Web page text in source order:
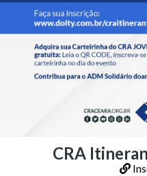
CRA